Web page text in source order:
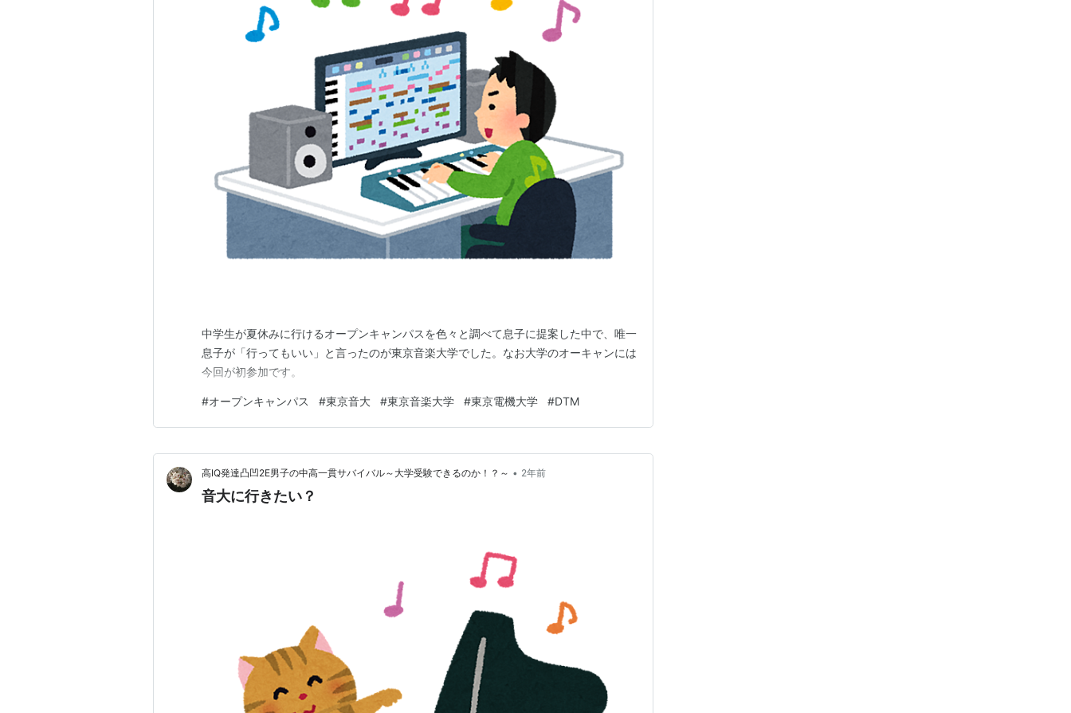
中学生が夏休みに行けるオープンキャンパスを色々と調べて息子に提案した中で、唯一
息子が「行ってもいい」と言ったのが東京音楽大学でした。なお大学のオーキャンには
今回が初参加です。
#オープンキャンパス #東京音大 #東京音楽大学 #東京電機大学 #DTM
高IQ発達凸凹2E男子の中高一貫サバイバル～大学受験できるのか！？～ • 2年前
音大に行きたい？